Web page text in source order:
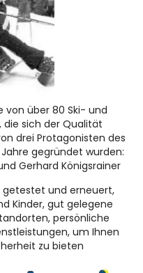
von über 80 Ski- und
die sich der Qualität
drei Protagonisten des
gegründet wurden:
Gerhard Königsrainer
und erneuert,
Kinder, gut gelegene
persönliche
um Ihnen
zu bieten